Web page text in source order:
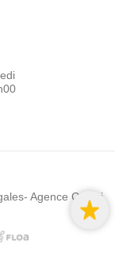
- Agence Colibri